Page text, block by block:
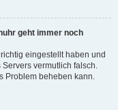
geht immer noch
eingestellt haben und
vermutlich falsch.
Problem beheben kann.